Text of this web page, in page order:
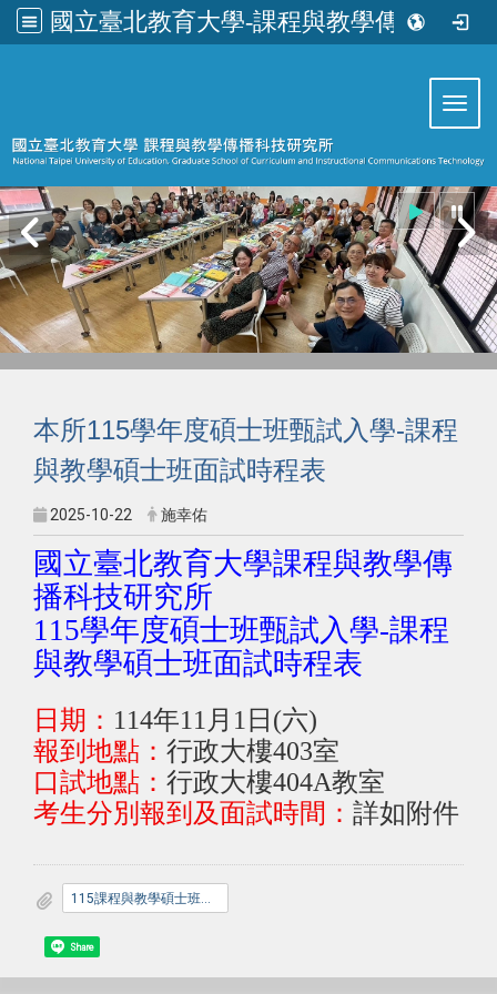
國立臺北教育大學-課程與教學傳播科技研究所
本所115學年度碩士班甄試入學-課程
與教學碩士班面試時程表
2025-10-22 施幸佑
國立臺北教育大學課程與教學傳
播科技研究所
115學年度碩士班甄試入學-課程
與教學碩士班面試時程表
日期： 114年11 月 1 日 (六)
報到地點： 行政大樓403室
口試地點： 行政大樓404A教室
考生分別報到及面試時間： 詳如附件
Share